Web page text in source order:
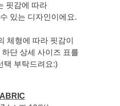
핏감에 따라
있는 디자인이에요.
체형에 따라 핏감이
단 상세 사이즈 표를
택 부탁드려요:)